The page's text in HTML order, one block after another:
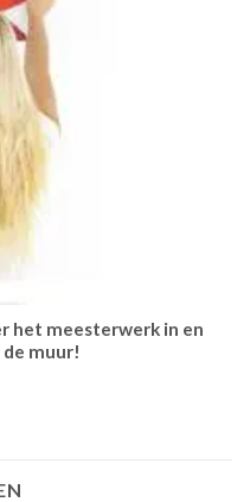
het meesterwerk in en
muur!